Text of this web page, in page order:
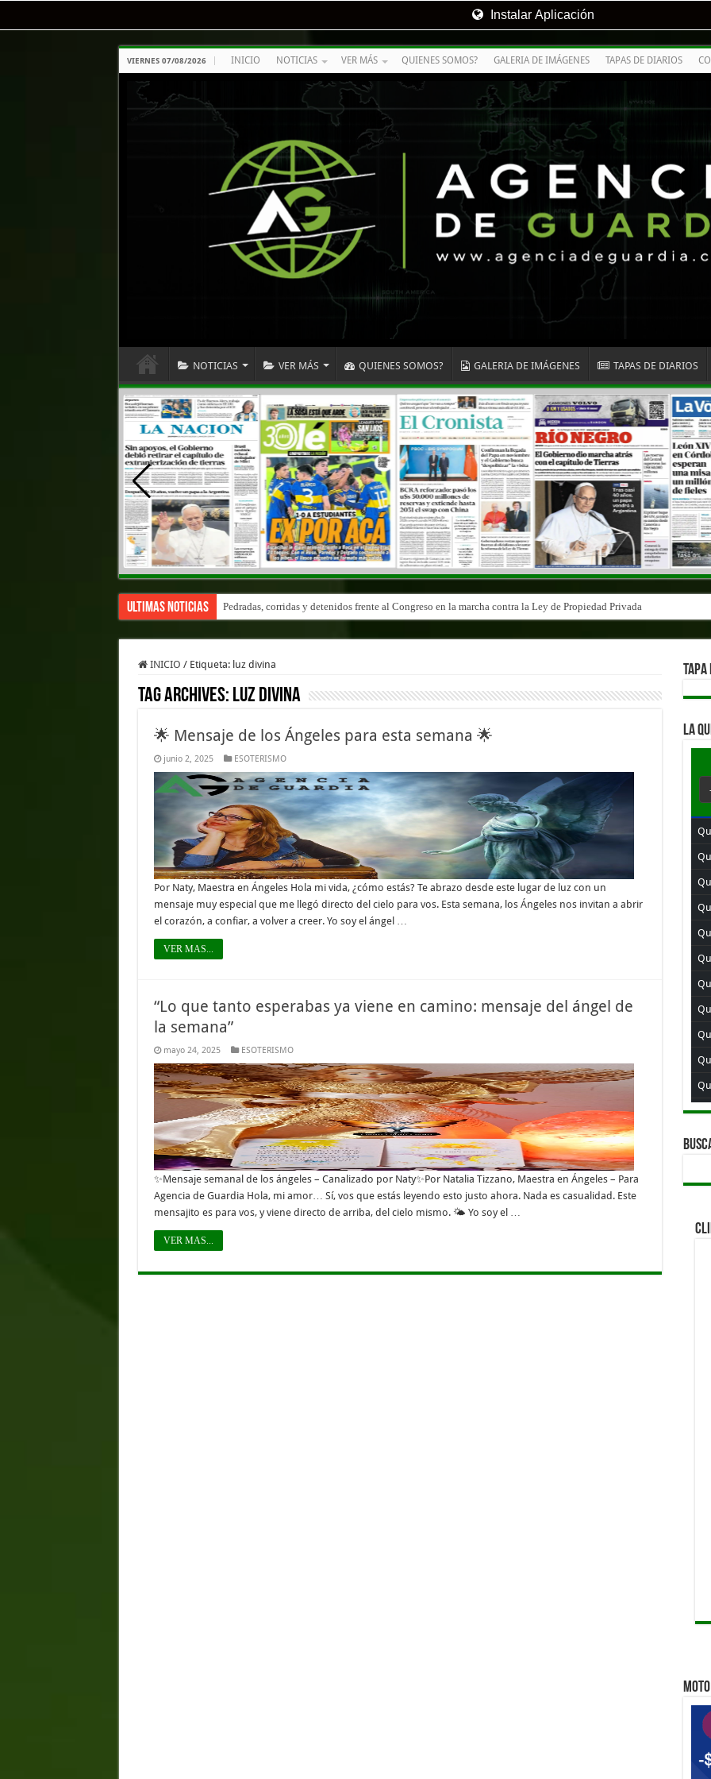
Instalar Aplicación
VIERNES 07/08/2026 INICIO NOTICIAS VER MÁS QUIENES SOMOS? GALERIA DE IMÁGENES TAPAS DE DIARIOS
NOTICIAS VER MÁS QUIENES SOMOS? GALERIA DE IMÁGENES TAPAS DE DIARIOS
Ultimas Noticias Pedradas, corridas y detenidos frente al Congreso en la marcha contra la Ley de Propiedad Privada
INICIO / Etiqueta: luz divina
Tag Archives: luz divina
🌟 Mensaje de los Ángeles para esta semana 🌟
junio 2, 2025 ESOTERISMO
Por Naty, Maestra en Ángeles Hola mi vida, ¿cómo estás? Te abrazo desde este lugar de luz con un
mensaje muy especial que me llegó directo del cielo para vos. Esta semana, los Ángeles nos invitan a abrir
el corazón, a confiar, a volver a creer. Yo soy el ángel …
VER MAS...
“Lo que tanto esperabas ya viene en camino: mensaje del ángel de
la semana”
mayo 24, 2025 ESOTERISMO
✨Mensaje semanal de los ángeles – Canalizado por Naty✨Por Natalia Tizzano, Maestra en Ángeles – Para
Agencia de Guardia Hola, mi amor… Sí, vos que estás leyendo esto justo ahora. Nada es casualidad. Este
mensajito es para vos, y viene directo de arriba, del cielo mismo. 🌤️ Yo soy el …
VER MAS...
LA